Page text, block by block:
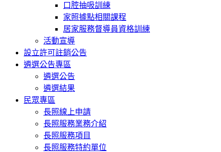
口腔抽吸訓練
家照據點相關課程
居家服務督導員資格訓練
活動宣導
設立許可註銷公告
遴選公告專區
遴選公告
遴選結果
民眾專區
長照線上申請
長照服務業務介紹
長照服務項目
長照服務特約單位